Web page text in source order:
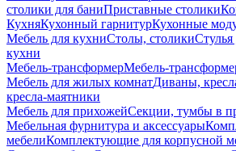
столики для баниПриставные столики
КухняКухонный гарнитурКухонные
Мебель для кухниСтолы, столики
кухни
Мебель-трансформерМебель-
Мебель для жилых комнатДиваны,
кресла-маятники
Мебель для прихожейСекции, тумбы в
Мебельная фурнитура и аксессуары
мебелиКомплектующие для корпусной